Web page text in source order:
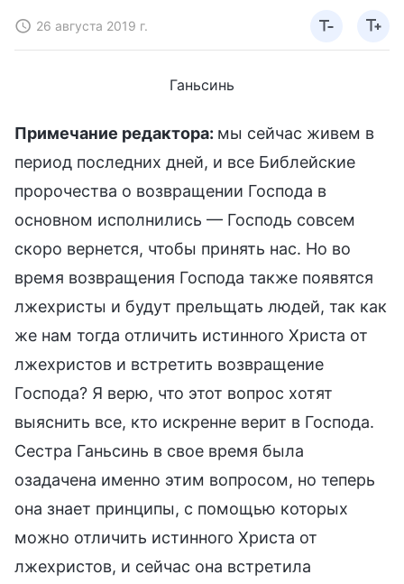
26 августа 2019 г.
Ганьсинь
Примечание редактора: мы сейчас живем в
период последних дней, и все Библейские
пророчества о возвращении Господа в
основном исполнились — Господь совсем
скоро вернется, чтобы принять нас. Но во
время возвращения Господа также появятся
лжехристы и будут прельщать людей, так как
же нам тогда отличить истинного Христа от
лжехристов и встретить возвращение
Господа? Я верю, что этот вопрос хотят
выяснить все, кто искренне верит в Господа.
Сестра Ганьсинь в свое время была
озадачена именно этим вопросом, но теперь
она знает принципы, с помощью которых
можно отличить истинного Христа от
лжехристов, и сейчас она встретила